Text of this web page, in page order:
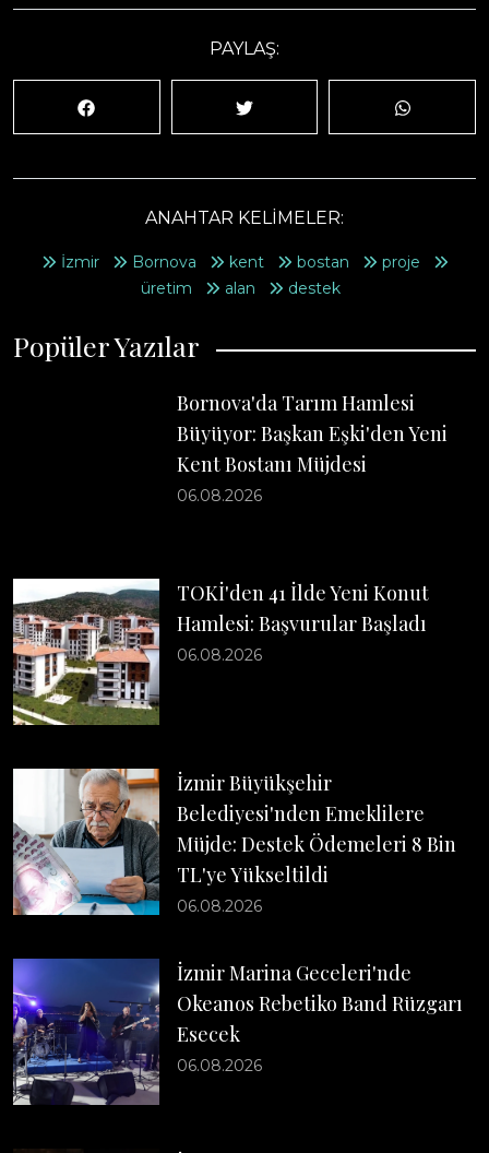
PAYLAŞ:
ANAHTAR KELİMELER:
İzmir Bornova kent bostan
proje
üretim
alan destek
Popüler Yazılar
Bornova'da Tarım Hamlesi
Büyüyor: Başkan Eşki'den Yeni
Kent Bostanı Müjdesi
06.08.2026
TOKİ'den 41 İlde Yeni Konut
Hamlesi: Başvurular Başladı
06.08.2026
İzmir Büyükşehir
Belediyesi'nden Emeklilere
Müjde: Destek Ödemeleri 8 Bin
TL'ye Yükseltildi
06.08.2026
İzmir Marina Geceleri'nde
Okeanos Rebetiko Band Rüzgarı
Esecek
06.08.2026